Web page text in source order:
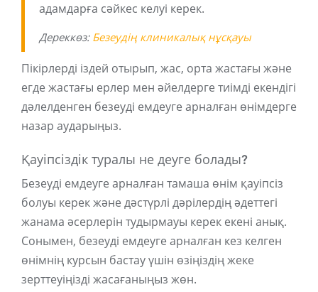
адамдарға сәйкес келуі керек.
Дереккөз: Безеудің клиникалық нұсқауы
Пікірлерді іздей отырып, жас, орта жастағы және
егде жастағы ерлер мен әйелдерге тиімді екендігі
дәлелденген безеуді емдеуге арналған өнімдерге
назар аударыңыз.
Қауіпсіздік туралы не деуге болады?
Безеуді емдеуге арналған тамаша өнім қауіпсіз
болуы керек және дәстүрлі дәрілердің әдеттегі
жанама әсерлерін тудырмауы керек екені анық.
Сонымен, безеуді емдеуге арналған кез келген
өнімнің курсын бастау үшін өзіңіздің жеке
зерттеуіңізді жасағаныңыз жөн.